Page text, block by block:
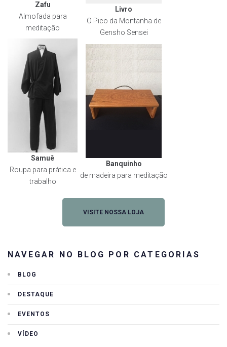
Zafu
Almofada para
meditação
Livro
O Pico da Montanha de
Gensho Sensei
Samuê
Roupa para prática e
trabalho
Banquinho
de madeira para meditação
VISITE NOSSA LOJA
NAVEGAR NO BLOG POR CATEGORIAS
BLOG
DESTAQUE
EVENTOS
VÍDEO